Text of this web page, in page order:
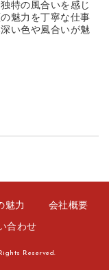
特の風合いを感じ
魅力を丁寧な仕事
い色や風合いが魅
魅力 会社概要
合わせ
Reserved.